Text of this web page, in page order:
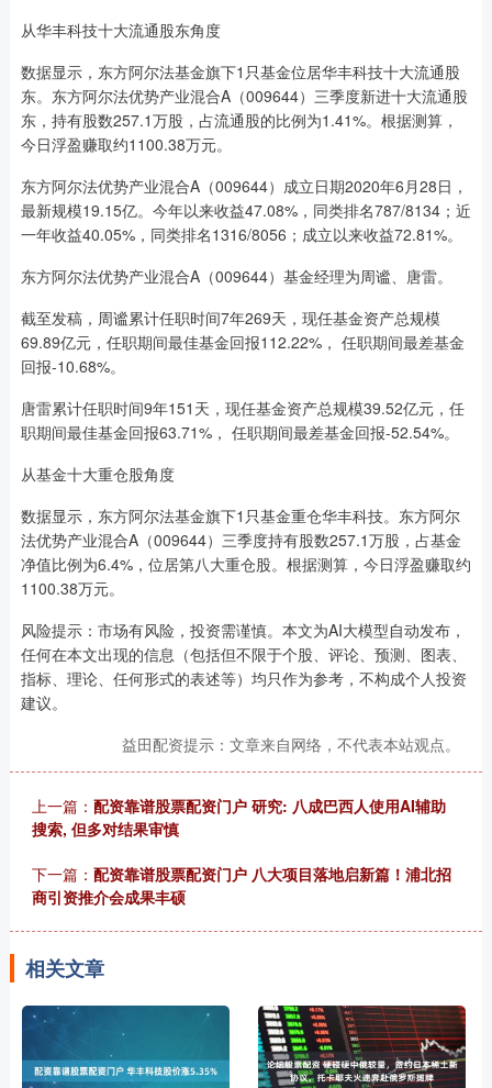
从华丰科技十大流通股东角度
数据显示，东方阿尔法基金旗下1只基金位居华丰科技十大流通股
东。东方阿尔法优势产业混合A（009644）三季度新进十大流通股
东，持有股数257.1万股，占流通股的比例为1.41%。根据测算，
今日浮盈赚取约1100.38万元。
东方阿尔法优势产业混合A（009644）成立日期2020年6月28日，
最新规模19.15亿。今年以来收益47.08%，同类排名787/8134；近
一年收益40.05%，同类排名1316/8056；成立以来收益72.81%。
东方阿尔法优势产业混合A（009644）基金经理为周谧、唐雷。
截至发稿，周谧累计任职时间7年269天，现任基金资产总规模
69.89亿元，任职期间最佳基金回报112.22%， 任职期间最差基金
回报-10.68%。
唐雷累计任职时间9年151天，现任基金资产总规模39.52亿元，任
职期间最佳基金回报63.71%， 任职期间最差基金回报-52.54%。
从基金十大重仓股角度
数据显示，东方阿尔法基金旗下1只基金重仓华丰科技。东方阿尔
法优势产业混合A（009644）三季度持有股数257.1万股，占基金
净值比例为6.4%，位居第八大重仓股。根据测算，今日浮盈赚取约
1100.38万元。
风险提示：市场有风险，投资需谨慎。本文为AI大模型自动发布，
任何在本文出现的信息（包括但不限于个股、评论、预测、图表、
指标、理论、任何形式的表述等）均只作为参考，不构成个人投资
建议。
益田配资提示：文章来自网络，不代表本站观点。
上一篇： 配资靠谱股票配资门户 研究: 八成巴西人使用AI辅助
搜索, 但多对结果审慎
下一篇： 配资靠谱股票配资门户 八大项目落地启新篇！浦北招
商引资推介会成果丰硕
相关文章